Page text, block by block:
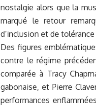
nostalgie alors que la
marqué le retour
d’inclusion et de
Des figures
contre le régime
comparée à Tracy
gabonaise, et Pierre
performances